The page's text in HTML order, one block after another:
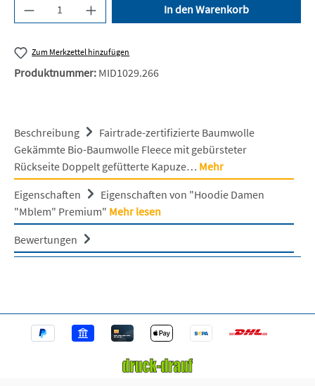
Produkt Anzahl: Gib den gewünschten Wert
In den Warenkorb
Zum Merkzettel hinzufügen
Produktnummer: MID1029.266
Beschreibung
Fairtrade-zertifizierte Baumwolle
Gekämmte Bio-Baumwolle Fleece mit gebürsteter
Rückseite Doppelt gefütterte Kapuze… Mehr
Eigenschaften
Eigenschaften von "Hoodie Damen
"Mblem" Premium" Mehr lesen
Bewertungen